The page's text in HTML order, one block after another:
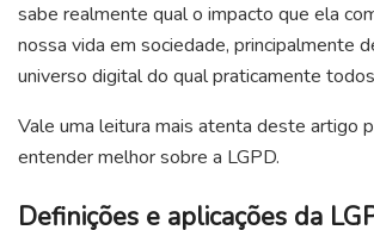
sabe realmente qual o impacto que ela
nossa vida em sociedade, principalmente
universo digital do qual praticamente
Vale uma leitura mais atenta deste artigo
entender melhor sobre a LGPD.
Definições e aplicações da